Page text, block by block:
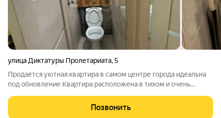
улица Диктатуры Пролетариата,5
Продаётся уютная квартира в самом центре города идеальна
под обновление Квартира расположена в тихом и очень
и набережной. Дом стоит в ухоженном дворе, который
создаёт комфортную атмосферу
Позвонить